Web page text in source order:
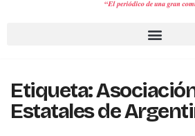
Etiqueta:
Estatales de